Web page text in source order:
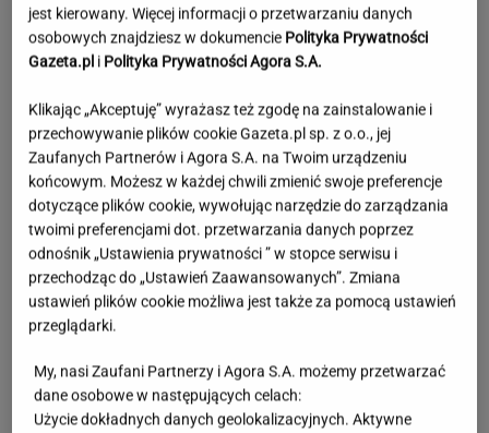
Hyży dosadnie odpowiedziała hejterom.
"Skończyła mi się cierpliwość"
jest kierowany. Więcej informacji o przetwarzaniu danych
osobowych znajdziesz w dokumencie Polityka Prywatności
Gazeta.pl i Polityka Prywatności Agora S.A.
Klikając „Akceptuję” wyrażasz też zgodę na zainstalowanie i
przechowywanie plików cookie Gazeta.pl sp. z o.o., jej
Zaufanych Partnerów i Agora S.A. na Twoim urządzeniu
końcowym. Możesz w każdej chwili zmienić swoje preferencje
dotyczące plików cookie, wywołując narzędzie do zarządzania
twoimi preferencjami dot. przetwarzania danych poprzez
odnośnik „Ustawienia prywatności ” w stopce serwisu i
przechodząc do „Ustawień Zaawansowanych”. Zmiana
ustawień plików cookie możliwa jest także za pomocą ustawień
przeglądarki.
My, nasi Zaufani Partnerzy i Agora S.A. możemy przetwarzać
dane osobowe w następujących celach:
Użycie dokładnych danych geolokalizacyjnych. Aktywne